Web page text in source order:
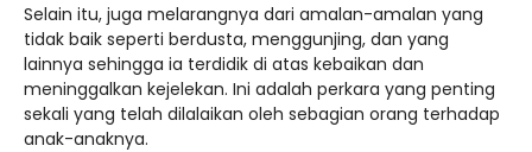
Selain itu, juga melarangnya dari amalan-amalan yang
tidak baik seperti berdusta, menggunjing, dan yang
lainnya sehingga ia terdidik di atas kebaikan dan
meninggalkan kejelekan. Ini adalah perkara yang penting
sekali yang telah dilalaikan oleh sebagian orang terhadap
anak-anaknya.